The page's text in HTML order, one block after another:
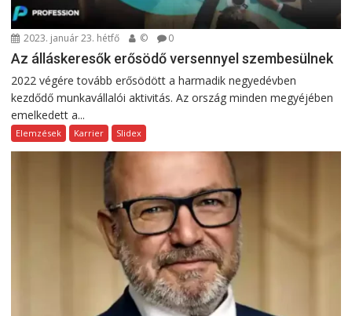
2023. január 23. hétfő © 0
Az álláskeresők erősödő versennyel szembesülnek
2022 végére tovább erősödött a harmadik negyedévben
kezdődő munkavállalói aktivitás. Az ország minden megyéjében
emelkedett a...
Elemzések Karrier Slidex